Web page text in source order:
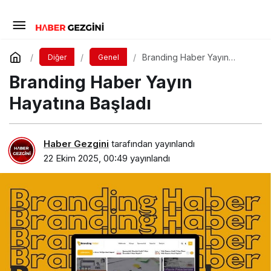
Diğer Genel
Branding Haber Yayın
Branding Haber Yayın
Hayatına Başladı
Haber Gezgini tarafından yayınlandı
22 Ekim 2025, 00:49 yayınlandı